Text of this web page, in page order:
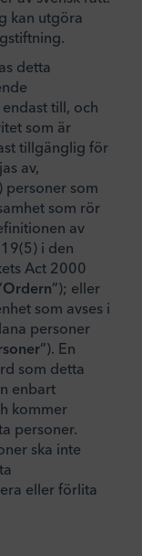
kan utgöra
detta
till, och
som är
tillgänglig för
av,
personer som
som rör
av
i den
Act 2000
Ordern”); eller
som avses i
personer
”). En
som detta
enbart
kommer
personer.
ska inte
eller förlita